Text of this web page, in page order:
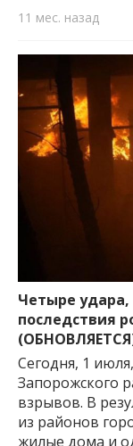
11 мес. назад
Четыре
последствия
Сегодня, 1
Запорожского
взрывов. В
из районов
жилые дома и